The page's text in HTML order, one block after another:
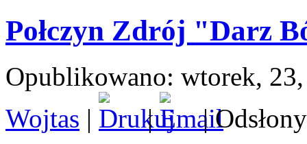
Połczyn Zdrój "Darz
Opublikowano: wtorek,
Wojtas | |
|